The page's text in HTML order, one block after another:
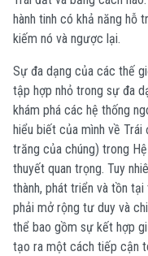
hành tinh có khả năng hỗ
kiếm nó và ngược lại.
Sự đa dạng của các thế
tập hợp nhỏ trong sự đa
khám phá các hệ thống
hiểu biết của mình về
trăng của chúng) trong
thuyết quan trọng. Tuy
thành, phát triển và tồn
phải mở rộng tư duy và
thể bao gồm sự kết hợp
tạo ra một cách tiếp cận